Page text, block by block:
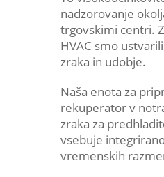
nadzorovanje
trgovskimi centri.
HVAC smo
zraka in udobje.
Naša enota za
rekuperator v
zraka za
vsebuje
vremenskih